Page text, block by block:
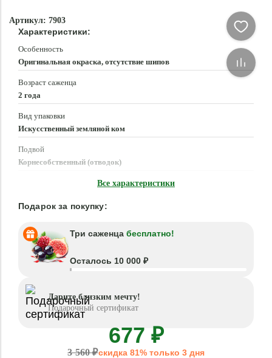
Артикул: 7903
Характеристики:
Особенность
Оригинальная окраска, отсутствие шипов
Возраст саженца
2 года
Вид упаковки
Искусственный земляной ком
Подвой
Корнесобственный (отводок)
Все характеристики
Подарок за покупку:
Три саженца бесплатно!
Осталось 10 000 ₽
Дарите близким мечту!
Подарочный сертификат
677 ₽
3 560 ₽скидка 81% только 3 дня